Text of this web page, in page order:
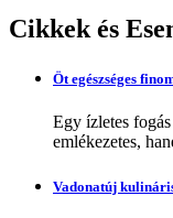
Cikkek és
Öt egészséges
Egy ízletes
emlékezetes,
Vadonatúj